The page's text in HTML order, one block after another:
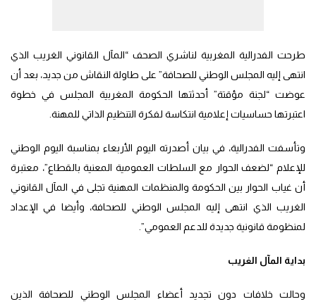
طرحت الفدرالية المغربية لناشري الصحف “المآل القانوني الغريب الذي
انتهى إليه المجلس الوطني للصحافة” على طاولة النقاش من جديد، بعد أن
عوضت “لجنة مؤقتة” أحدثتها الحكومة المغربية المجلس في خطوة
اعتبرتها حساسيات إعلامية انتكاسة لفكرة التنظيم الذاتي للمهنة.
وتأسفت الفدرالية، في بيان أصدرته اليوم الأربعاء بمناسبة اليوم الوطني
للإعلام “لضعف الحوار مع السلطات العمومية المعنية بالقطاع”، معتبرة
أن غياب الحوار بين الحكومة والمنظمات المهنية تجلى في المآل القانوني
الغريب الذي انتهى إليه المجلس الوطني للصحافة، وأيضا في الإعداد
لمنظومة قانونية جديدة للدعم العمومي”.
بداية المآل الغريب
وحالت خلافات دون تجديد أعضاء المجلس الوطني للصحافة الذين